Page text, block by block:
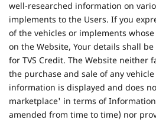
well-researched information on
implements to the Users. If you
of the vehicles or implements
on the Website, Your details shall
for TVS Credit. The Website neither
the purchase and sale of any
information is displayed and does
marketplace' in terms of Information
amended from time to time) nor